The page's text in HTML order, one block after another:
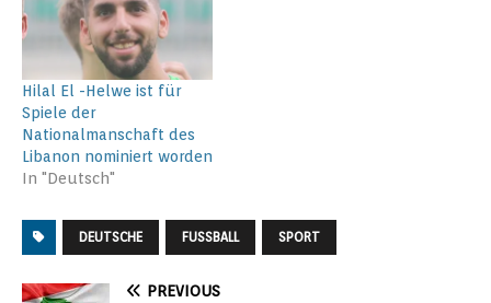
Hilal El -Helwe ist für
Spiele der
Nationalmanschaft des
Libanon nominiert worden
In "Deutsch"
DEUTSCHE FUSSBALL SPORT
PREVIOUS